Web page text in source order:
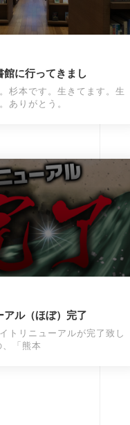
館に行ってきまし
杉本です。生きてます。生
ありがとう。
アル（ほぼ）完了
トリニューアルが完了致し
「熊本